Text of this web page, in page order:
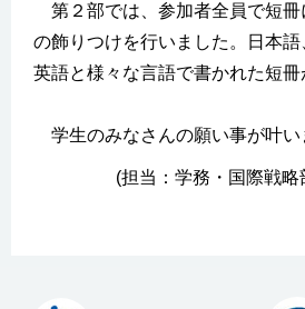
第２部では、参加者全員で短冊
の飾りつけを行いました。日本語
英語と様々な言語で書かれた短冊
学生のみなさんの願い事が叶い
(担当：学務・国際戦